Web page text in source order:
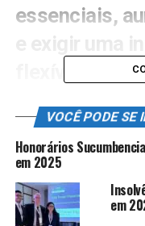
essenciais,
flexível por
Pensadores
destacam a
equilibrar as
com a
evitando que
VOCÊ PODE SE
Honorários
em 2025
em